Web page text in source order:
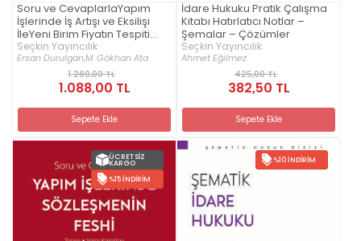
Soru ve CevaplarlaYapım
İşlerinde İş Artışı ve Eksilişi
İleYeni Birim Fiyatın Tespiti
Tanım ¦ Yargı Kararları ¦ Örnek
Uygulamalar
Seçkin Yayıncılık
Ersan Durulgan,M. Gökhan Ata
1.280,00 TL
1.088,00 TL
Sepete Ekle
İdare Hukuku Pratik Çalışma
Kitabı Hatırlatıcı Notlar –
Şemalar – Çözümler
Seçkin Yayıncılık
Ahmet Eğilmez
425,00 TL
382,50 TL
Sepete Ekle
ÜCRETSIZ
KARGO
%15 İNDIRIM
%10 İNDIRIM